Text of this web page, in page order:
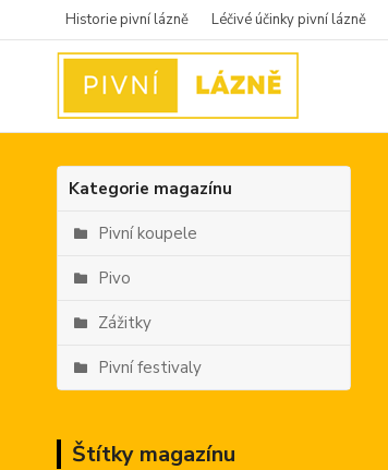
Historie pivní lázně Léčivé účinky pivní lázně
Kategorie magazínu
Pivní koupele
Pivo
Zážitky
Pivní festivaly
Štítky magazínu